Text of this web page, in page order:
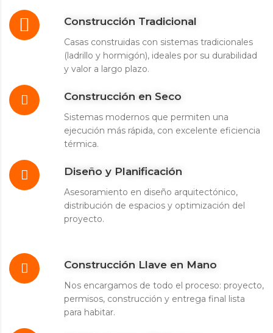
Construcción Tradicional
Casas construidas con sistemas tradicionales
(ladrillo y hormigón), ideales por su durabilidad
y valor a largo plazo.
Construcción en Seco
Sistemas modernos que permiten una
ejecución más rápida, con excelente eficiencia
térmica.
Diseño y Planificación
Asesoramiento en diseño arquitectónico,
distribución de espacios y optimización del
proyecto.
Construcción Llave en Mano
Nos encargamos de todo el proceso: proyecto,
permisos, construcción y entrega final lista
para habitar.